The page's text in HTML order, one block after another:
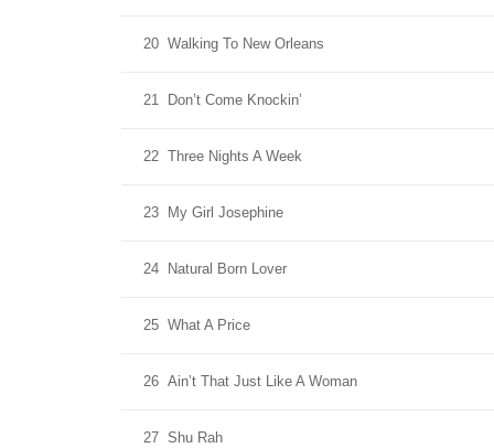
20 Walking To New Orleans
21 Don’t Come Knockin’
22 Three Nights A Week
23 My Girl Josephine
24 Natural Born Lover
25 What A Price
26 Ain’t That Just Like A Woman
27 Shu Rah